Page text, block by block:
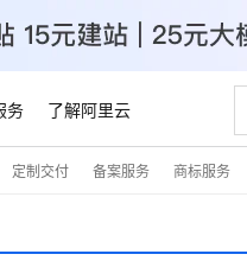
务 了解阿里云
定制交付 备案服务 商标服务
千问官方 MaaS 平台，为开发者和 Agent 而生，新用户赠送 1 亿 + tokens 额度
与网站
，AI翻译排版一步到位 NEW
AI 普惠权益
态集成认证中心
持计划
晚